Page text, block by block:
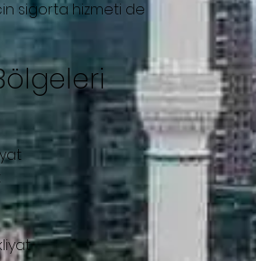
sigorta hizmeti de